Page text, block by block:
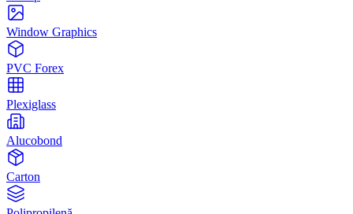
Window Graphics
PVC Forex
Plexiglass
Alucobond
Carton